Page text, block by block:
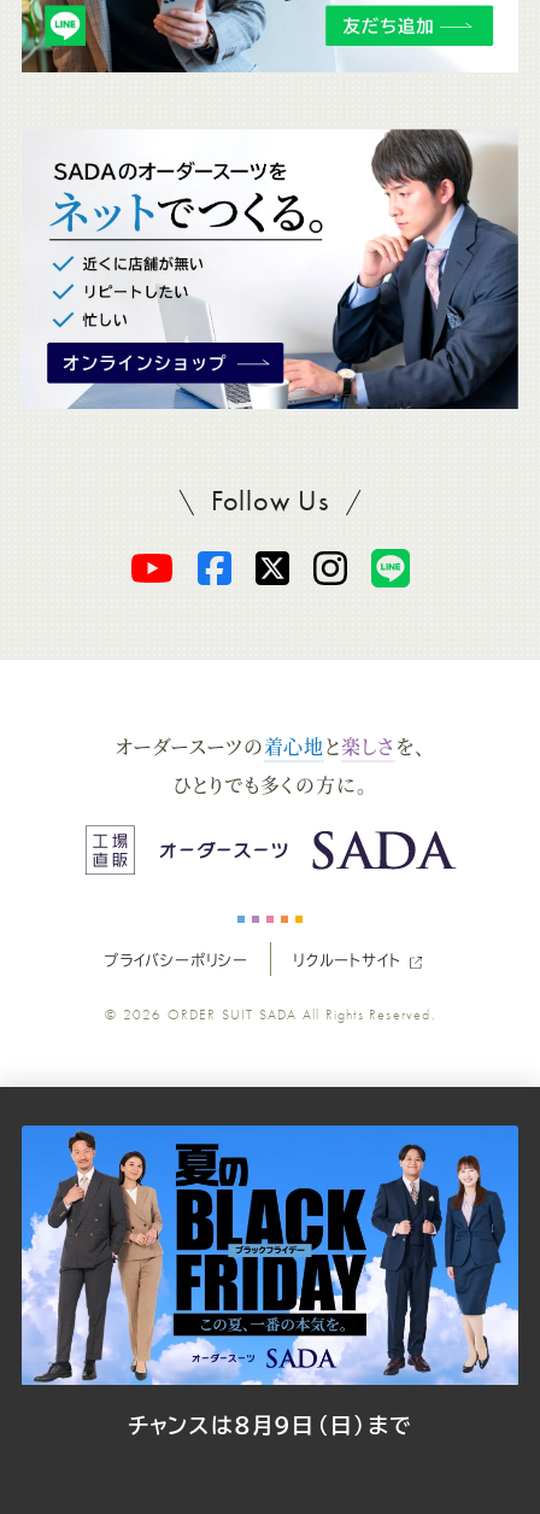
チ
ェ
Follow UsSADAをフォロー
オ
ー
ス
ツ
の
公
式
Youtube
オ
ー
ス
ー
の
公
式
Facebook
オ
ー
ス
ー
ツ
の
公
式
Twitter
オ
ー
ス
ツ
の
公
式
ス
ツ
の
公
式
LINE
オーダースーツの着心地と楽しさ を、
ひとりでも多くの方に。
プライバシーポリシー リクルートサイト
© 2026 ORDER SUIT SADA All Rights Reserved.
チャンスは8月9日（日）まで